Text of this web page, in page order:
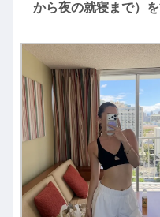
から夜の就寝まで）